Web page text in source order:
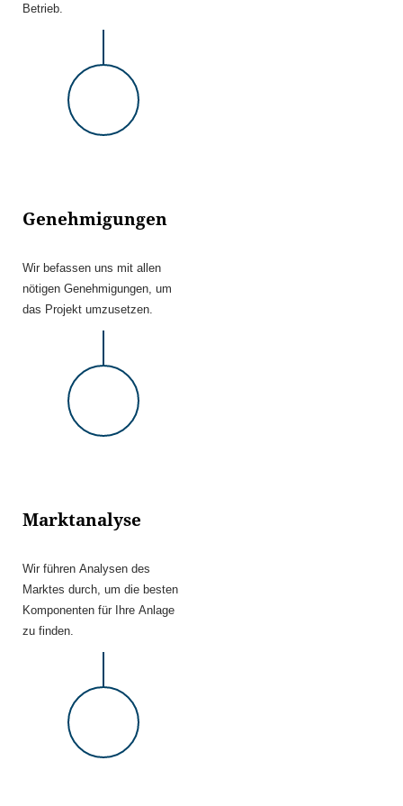
Betrieb.
Genehmigungen
Wir befassen uns mit allen
nötigen Genehmigungen, um
das Projekt umzusetzen.
Marktanalyse
Wir führen Analysen des
Marktes durch, um die besten
Komponenten für Ihre Anlage
zu finden.